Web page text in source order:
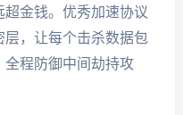
超金钱。优秀加速协议
，让每个击杀数据包
程防御中间劫持攻